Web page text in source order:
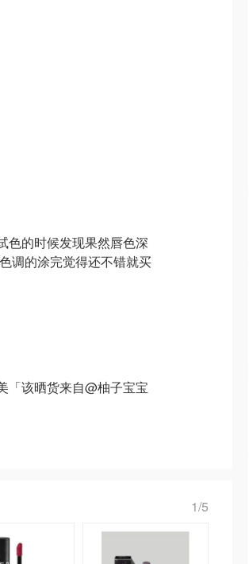
色的时候发现果然唇色深
调的涂完觉得还不错就买
「该晒货来自@柚子宝宝
1/5